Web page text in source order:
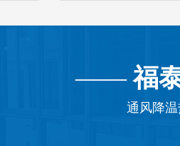
——福
通风降